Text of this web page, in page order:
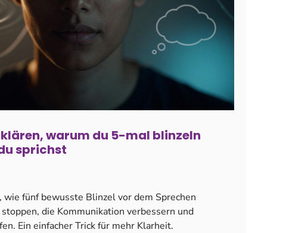
warum du 5-mal blinzeln
sprichst
wie fünf bewusste Blinzel vor dem Sprechen
die Kommunikation verbessern und
Ein einfacher Trick für mehr Klarheit.